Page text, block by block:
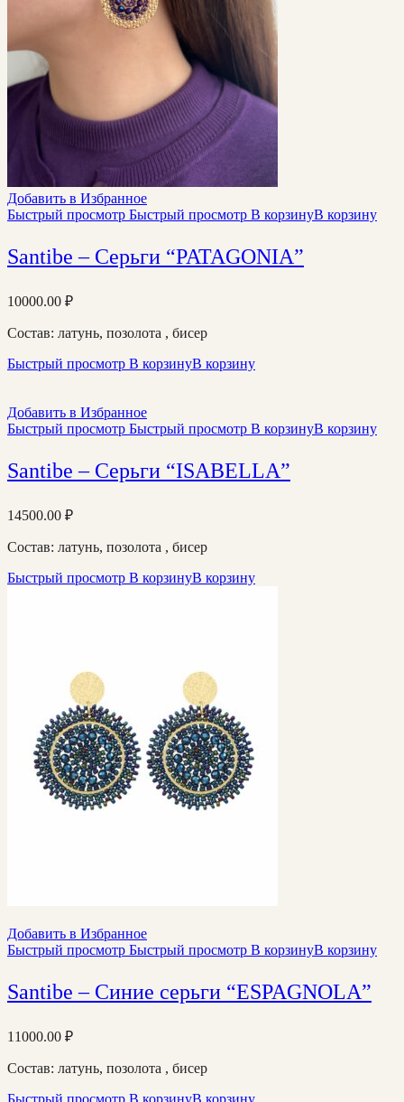
Добавить в Избранное
Быстрый просмотр Быстрый просмотр В корзинуВ корзину
Santibe – Серьги “PATAGONIA”
10000.00 ₽
Состав: латунь, позолота , бисер
Быстрый просмотр В корзинуВ корзину
Добавить в Избранное
Быстрый просмотр Быстрый просмотр В корзинуВ корзину
Santibe – Серьги “ISABELLA”
14500.00 ₽
Состав: латунь, позолота , бисер
Быстрый просмотр В корзинуВ корзину
Добавить в Избранное
Быстрый просмотр Быстрый просмотр В корзинуВ корзину
Santibe – Синие серьги “ESPAGNOLA”
11000.00 ₽
Состав: латунь, позолота , бисер
Быстрый просмотр В корзинуВ корзину